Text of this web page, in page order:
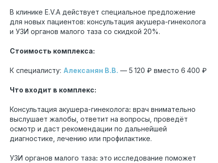
В клинике E.V.A действует специальное предложение
для новых пациентов: консультация акушера-гинеколога
и УЗИ органов малого таза со скидкой 20%.
Стоимость комплекса:
К специалисту: Алексанян В.В. — 5 120 ₽ вместо 6 400 ₽
Что входит в комплекс:
Консультация акушера-гинеколога: врач внимательно
выслушает жалобы, ответит на вопросы, проведёт
осмотр и даст рекомендации по дальнейшей
диагностике, лечению или профилактике.
УЗИ органов малого таза: это исследование поможет